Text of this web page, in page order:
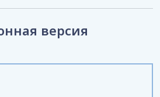
версия